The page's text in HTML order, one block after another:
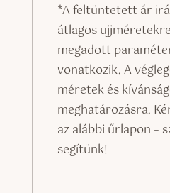
*A feltüntetett ár
átlagos
megadott
vonatkozik. A
méretek és
meghatározásra.
az alábbi űrlapon –
segítünk!